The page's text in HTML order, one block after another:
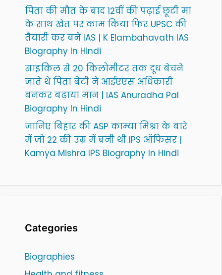
पिता की मौत के बाद 12वीं की पढ़ाई छूटी मां
के साथ खेत पर काम किया फिर UPSC की
तैयारी कर बने IAS | K Elambahavath IAS
Biography In Hindi
साइकिल से 20 किलोमीटर तक दूध बेचने
जाते थे पिता बेटी ने आईएएस अधिकारी
बनकर बढ़ाया मान | IAS Anuradha Pal
Biography In Hindi
जानिए बिहार की ASP काम्या मिश्रा के बारे
में जो 22 की उम्र में बनी थी IPS ऑफिसर |
Kamya Mishra IPS Biography In Hindi
Categories
Biographies